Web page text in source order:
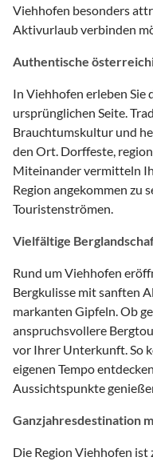
Viehhofen besonders
Aktivurlaub verbinden
Authentische
In Viehhofen erleben Sie
ursprünglichen Seite.
Brauchtumskultur und
den Ort. Dorffeste,
Miteinander vermitteln
Region angekommen zu
Touristenströmen.
Vielfältige
Rund um Viehhofen
Bergkulisse mit sanften
markanten Gipfeln. Ob
anspruchsvollere
vor Ihrer Unterkunft. So
eigenen Tempo
Aussichtspunkte
Ganzjahresdestination
Die Region Viehhofen ist